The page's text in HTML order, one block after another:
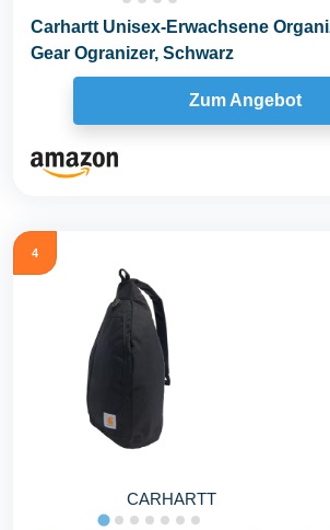
Carhartt Unisex-Erwachsene
Gear Ogranizer, Schwarz
Zum Angebot
4
CARHARTT